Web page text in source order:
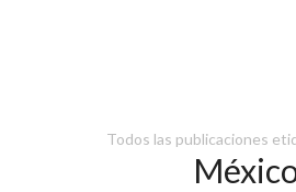
Todos las publicaciones